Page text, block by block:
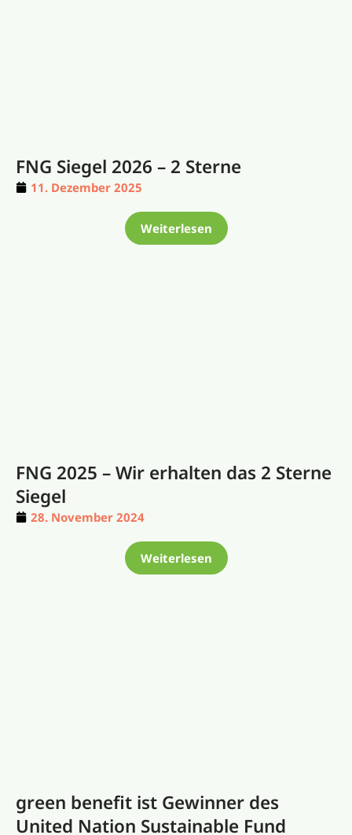
FNG Siegel 2026 – 2 Sterne
11. Dezember 2025
Weiterlesen
FNG 2025 – Wir erhalten das 2 Sterne
Siegel
28. November 2024
Weiterlesen
green benefit ist Gewinner des
United Nation Sustainable Fund